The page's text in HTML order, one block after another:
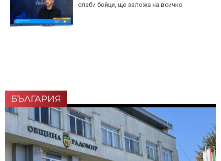
слаби бойци, ще заложа на всичко
БЪЛГАРИЯ